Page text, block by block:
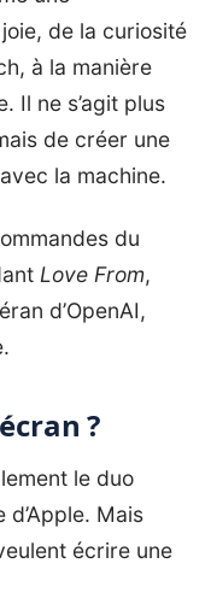
de la curiosité
à la manière
Il ne s’agit plus
de créer une
la machine.
du
Love From,
d’OpenAI,
?
le duo
Mais
écrire une